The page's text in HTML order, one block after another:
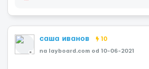
саша иванов 10
na layboard.com od 10-06-2021